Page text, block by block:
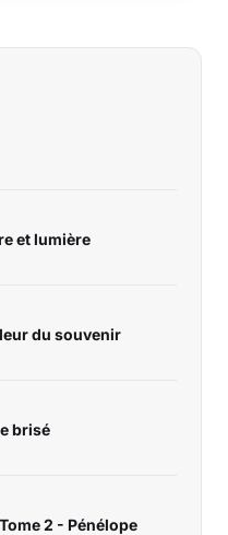
et lumière
du souvenir
brisé
2 - Pénélope